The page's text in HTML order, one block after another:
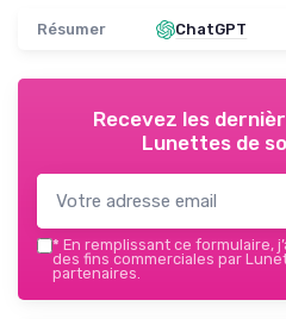
Résumer ChatGPT
Recevez les
Lunettes de
* En remplissant ce formulaire,
des fins commerciales par
partenaires.